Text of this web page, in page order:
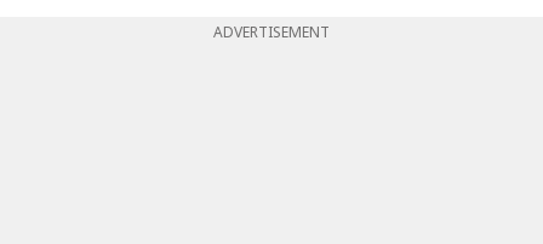
ADVERTISEMENT